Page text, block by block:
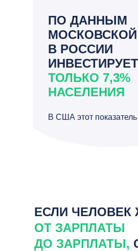
В США этот
ПО ДАННЫМ
В РОССИИ
ИНВЕСТИРУЕТ
ТОЛЬКО 7,3%
НАСЕЛЕНИЯ
ЕСЛИ ЧЕЛОВЕК
ОТ ЗАРПЛАТЫ
ДО ЗАРПЛАТЫ,